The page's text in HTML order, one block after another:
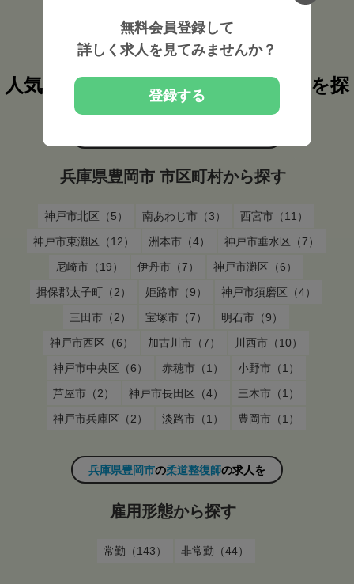
人気検索条件から柔道整復師の求人を探
す
兵庫県豊岡市 市区町村から探す
神戸市北区（5） 南あわじ市（3）
西宮市（11）
神戸市東灘区（12）
洲本市（4）
神戸市垂水区（7）
尼崎市（19）
伊丹市（7）
神戸市灘区（6）
揖保郡太子町（2）
姫路市（9）
神戸市須磨区（4）
三田市（2）
宝塚市（7）
明石市（9）
神戸市西区（6）
加古川市（7）
川西市（10）
神戸市中央区（6）
赤穂市（1）
小野市（1）
芦屋市（2）
神戸市長田区（4）
三木市（1）
神戸市兵庫区（2）
淡路市（1） 豊岡市（1）
兵庫県豊岡市の柔道整復師の求人を
雇用形態から探す
常勤（143） 非常勤（44）
無料会員登録して
詳しく求人を見てみませんか？
登録する